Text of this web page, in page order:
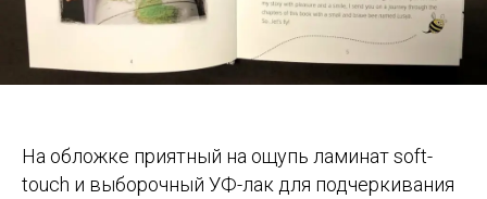
На обложке приятный на ощупь ламинат soft-
touch и выборочный УФ-лак для подчеркивания